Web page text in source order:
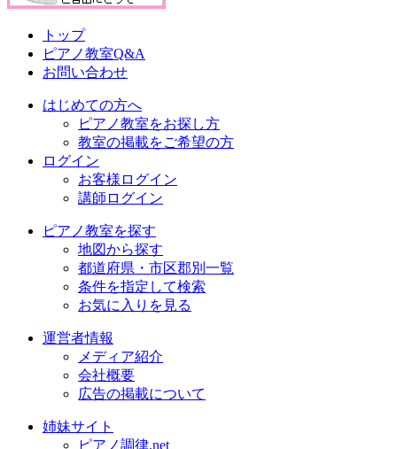
トップ
ピアノ教室Q&A
お問い合わせ
はじめての方へ
ピアノ教室をお探し方
教室の掲載をご希望の方
ログイン
お客様ログイン
講師ログイン
ピアノ教室を探す
地図から探す
都道府県・市区郡別一覧
条件を指定して検索
お気に入りを見る
運営者情報
メディア紹介
会社概要
広告の掲載について
姉妹サイト
ピアノ調律.net